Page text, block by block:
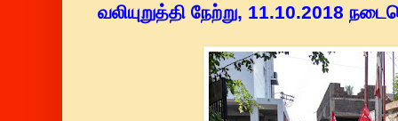
வலியுறுத்தி நேற்று, 11.10.2018